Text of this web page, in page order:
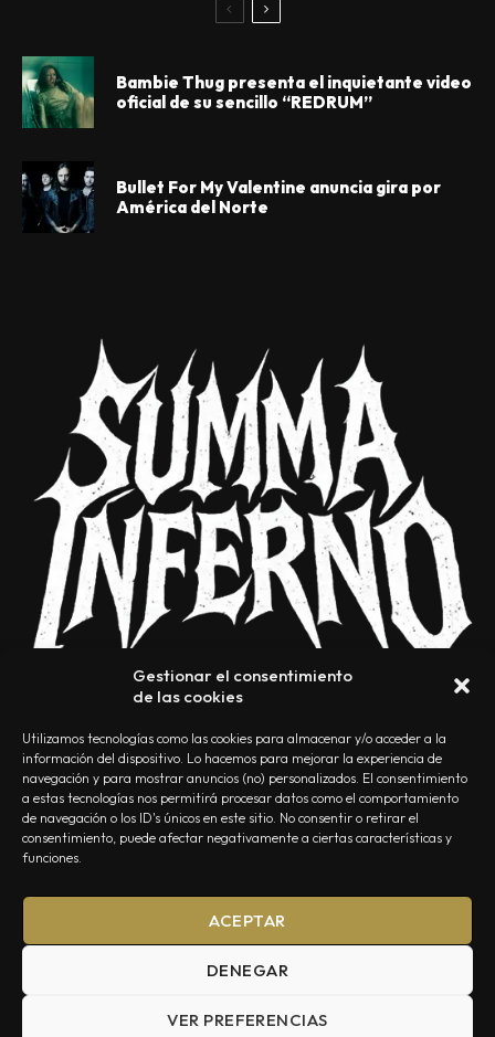
Gestionar el consentimiento
de las cookies
Utilizamos tecnologías como las cookies para almacenar y/o acceder a la
información del dispositivo. Lo hacemos para mejorar la experiencia de
navegación y para mostrar anuncios (no) personalizados. El consentimiento
a estas tecnologías nos permitirá procesar datos como el comportamiento
de navegación o los ID's únicos en este sitio. No consentir o retirar el
consentimiento, puede afectar negativamente a ciertas características y
funciones.
ACEPTAR
DENEGAR
VER PREFERENCIAS
Bambie Thug presenta el inquietante video
oficial de su sencillo “REDRUM”
Bullet For My Valentine anuncia gira por
América del Norte
NOSOTROS CONTACTO EDITORIAL POLÍTICA DE PRIVACIDAD